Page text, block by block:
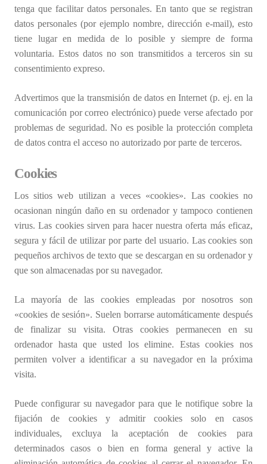
tenga que facilitar datos personales. En tanto que se registran
datos personales (por ejemplo nombre, dirección e-mail), esto
tiene lugar en medida de lo posible y siempre de forma
voluntaria. Estos datos no son transmitidos a terceros sin su
consentimiento expreso.
Advertimos que la transmisión de datos en Internet (p. ej. en la
comunicación por correo electrónico) puede verse afectado por
problemas de seguridad. No es posible la protección completa
de datos contra el acceso no autorizado por parte de terceros.
Cookies
Los sitios web utilizan a veces «cookies». Las cookies no
ocasionan ningún daño en su ordenador y tampoco contienen
virus. Las cookies sirven para hacer nuestra oferta más eficaz,
segura y fácil de utilizar por parte del usuario. Las cookies son
pequeños archivos de texto que se descargan en su ordenador y
que son almacenadas por su navegador.
La mayoría de las cookies empleadas por nosotros son
«cookies de sesión». Suelen borrarse automáticamente después
de finalizar su visita. Otras cookies permanecen en su
ordenador hasta que usted los elimine. Estas cookies nos
permiten volver a identificar a su navegador en la próxima
visita.
Puede configurar su navegador para que le notifique sobre la
fijación de cookies y admitir cookies solo en casos
individuales, excluya la aceptación de cookies para
determinados casos o bien en forma general y active la